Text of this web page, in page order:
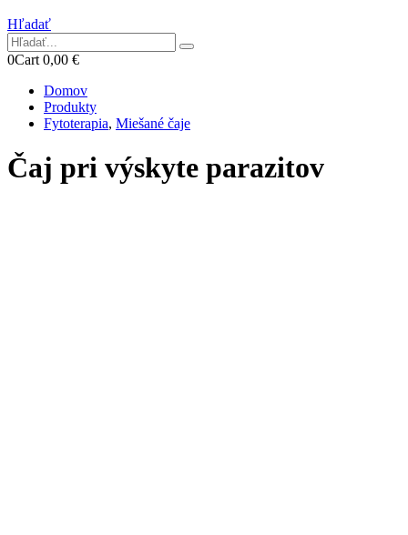
Hľadať
0Cart 0,00 €
Domov
Produkty
Fytoterapia, Miešané čaje
Čaj pri výskyte parazitov